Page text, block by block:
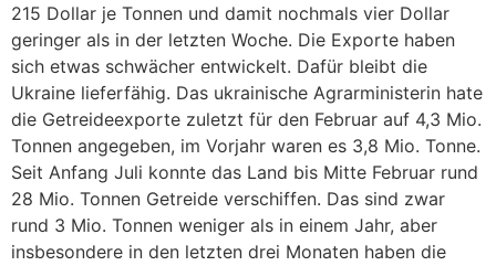
215 Dollar je Tonnen und damit noch­mals vier Dollar
geringer als in der letzten Woche. Die Exporte haben
sich etwas schwä­cher entwi­ckelt. Dafür bleibt die
Ukraine liefer­fähig. Das ukrai­ni­sche Agrar­mi­nis­terin hate
die Getrei­de­ex­porte zuletzt für den Februar auf 4,3 Mio.
Tonnen ange­geben, im Vorjahr waren es 3,8 Mio. Tonne.
Seit Anfang Juli konnte das Land bis Mitte Februar rund
28 Mio. Tonnen Getreide verschiffen. Das sind zwar
rund 3 Mio. Tonnen weniger als in einem Jahr, aber
insbe­son­dere in den letzten drei Monaten haben die